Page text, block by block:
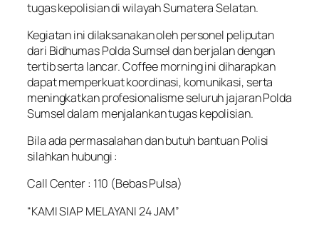
tugas kepolisian di wilayah Sumatera Selatan.
Kegiatan ini dilaksanakan oleh personel peliputan
dari Bidhumas Polda Sumsel dan berjalan dengan
tertib serta lancar. Coffee morning ini diharapkan
dapat memperkuat koordinasi, komunikasi, serta
meningkatkan profesionalisme seluruh jajaran Polda
Sumsel dalam menjalankan tugas kepolisian.
Bila ada permasalahan dan butuh bantuan Polisi
silahkan hubungi :
Call Center : 110 (Bebas Pulsa)
“KAMI SIAP MELAYANI 24 JAM”